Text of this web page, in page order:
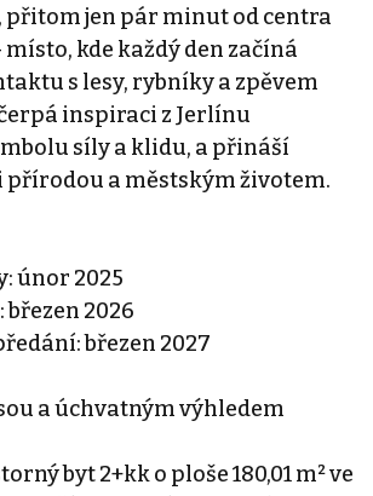
přitom jen pár minut od centra
místo, kde každý den začíná
s lesy, rybníky a zpěvem
inspiraci z Jerlínu
síly a klidu, a přináší
a městským životem.
únor 2025
březen 2026
březen 2027
a úchvatným výhledem
byt 2+kk o ploše 180,01 m² ve